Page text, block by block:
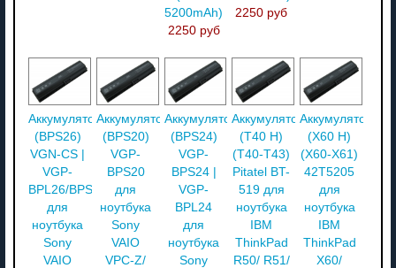
5200mAh)
2250 руб
2250 руб
Аккумулятор
(BPS26)
VGN-CS |
VGP-
BPL26/BPS26
для
ноутбука
Sony
VAIO
Аккумулятор
(BPS20)
VGP-
BPS20
для
ноутбука
Sony
VAIO
VPC-Z/
Аккумулятор
(BPS24)
VGP-
BPS24 |
VGP-
BPL24
для
ноутбука
Sony
Аккумулятор
(T40 H)
(T40-T43)
Pitatel BT-
519 для
ноутбука
IBM
ThinkPad
R50/ R51/
Аккумулятор
(X60 H)
(X60-X61)
42T5205
для
ноутбука
IBM
ThinkPad
X60/